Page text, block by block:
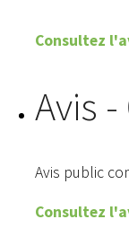
Consultez
Avis -
Avis public
Consultez